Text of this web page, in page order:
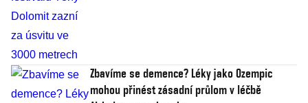
Zbavíme se demence? Léky jako Ozempic
mohou přinést zásadní průlom v léčbě